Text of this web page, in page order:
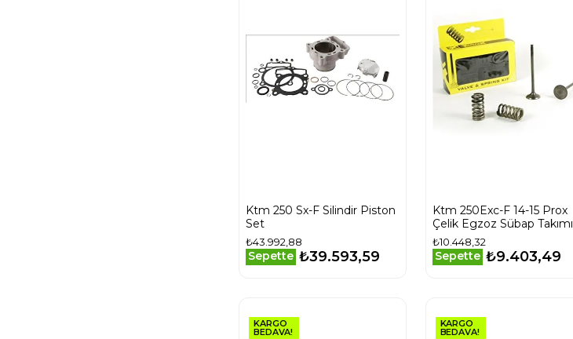
Ktm 250 Sx-F Silindir Piston
Set
₺43.992,88
Sepette ₺39.593,59
Ktm 250Exc-F 14-15 Prox
Çelik Egzoz Sübap Takımı
₺10.448,32
Sepette ₺9.403,49
KARGO
BEDAVA!
KARGO
BEDAVA!